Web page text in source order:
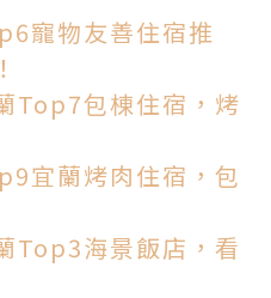
寵物友善住宿推
Top7包棟住宿，烤
宜蘭烤肉住宿，包
Top3海景飯店，看